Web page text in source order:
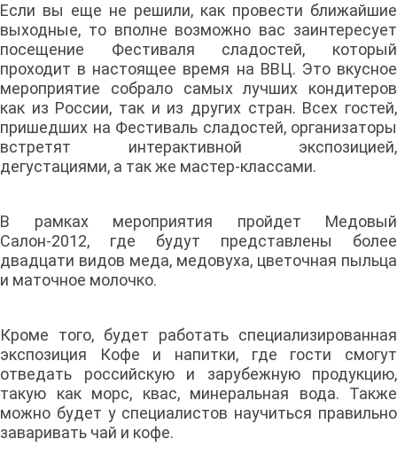
Если вы еще не решили, как провести ближайшие
выходные, то вполне возможно вас заинтересует
посещение Фестиваля сладостей, который
проходит в настоящее время на ВВЦ. Это вкусное
мероприятие собрало самых лучших кондитеров
как из России, так и из других стран. Всех гостей,
пришедших на Фестиваль сладостей, организаторы
встретят интерактивной экспозицией,
дегустациями, а так же мастер-классами.
В рамках мероприятия пройдет Медовый
Салон-2012, где будут представлены более
двадцати видов меда, медовуха, цветочная пыльца
и маточное молочко.
Кроме того, будет работать специализированная
экспозиция Кофе и напитки, где гости смогут
отведать российскую и зарубежную продукцию,
такую как морс, квас, минеральная вода. Также
можно будет у специалистов научиться правильно
заваривать чай и кофе.